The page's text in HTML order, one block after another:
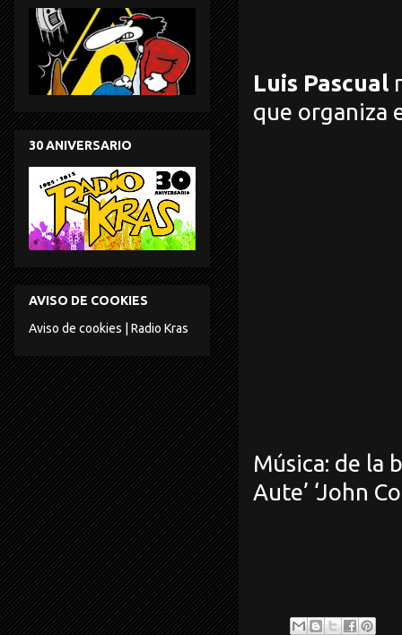
Luis Pascual
que organiza
Música: de la
Aute’ ‘John
30 ANIVERSARIO
AVISO DE COOKIES
Aviso de cookies | Radio Kras